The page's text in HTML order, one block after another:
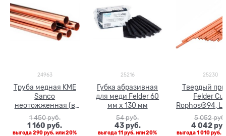
24963
Труба медная KME
Sanco
неотожженная (в
штанге 5 м) 35 x 1.0
1 450 руб.
1 160 руб.
выгода290 руб.или20%
25216
Губка абразивная
для меди Felder 60
мм х 130 мм
54 руб.
43 руб.
выгода11 руб.или20%
25230
Твердый
Felder
Rophos®94,
ф 2 мм,
кг
5 052 руб.
4 042
выгода1 010 руб.